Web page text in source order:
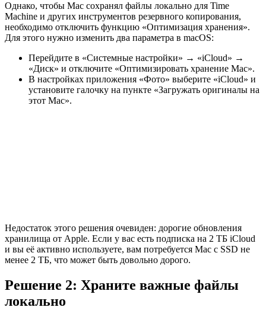
Однако, чтобы Mac сохранял файлы локально для Time
Machine и других инструментов резервного копирования,
необходимо отключить функцию «Оптимизация хранения».
Для этого нужно изменить два параметра в macOS:
Перейдите в «Системные настройки» → «iCloud» →
«Диск» и отключите «Оптимизировать хранение Mac».
В настройках приложения «Фото» выберите «iCloud» и
установите галочку на пункте «Загружать оригиналы на
этот Mac».
Недостаток этого решения очевиден: дорогие обновления
хранилища от Apple. Если у вас есть подписка на 2 ТБ iCloud
и вы её активно используете, вам потребуется Mac с SSD не
менее 2 ТБ, что может быть довольно дорого.
Решение 2: Храните важные файлы
локально